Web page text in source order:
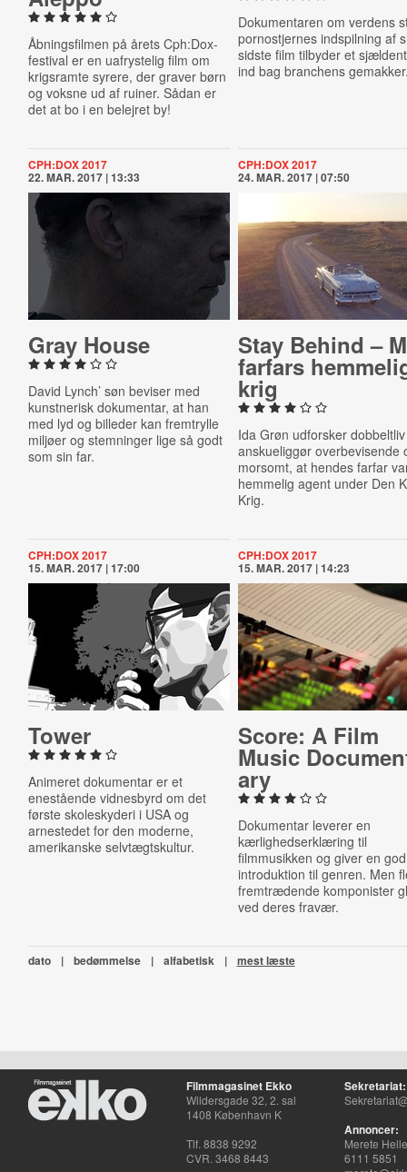
Åbningsfilmen på årets Cph:Dox-
festival er en uafrystelig film om
krigsramte syrere, der graver børn
og voksne ud af ruiner. Sådan er
det at bo i en belejret by!
Dokumentaren om verdens
pornostjernes indspilning af
sidste film tilbyder et
ind bag branchens
CPH:DOX 2017
22. MAR. 2017 | 13:33
Gray House
David Lynch’ søn beviser med
kunstnerisk dokumentar, at han
med lyd og billeder kan fremtrylle
miljøer og stemninger lige så godt
som sin far.
CPH:DOX 2017
24. MAR. 2017 | 07:50
Stay Behind –
farfars
krig
Ida Grøn udforsker
anskueliggør overbevisende
morsomt, at hendes farfar
hemmelig agent under Den
Krig.
CPH:DOX 2017
15. MAR. 2017 | 17:00
Tower
Animeret dokumentar er et
enestående vidnesbyrd om det
første skoleskyderi i USA og
arnestedet for den moderne,
amerikanske selvtægtskultur.
CPH:DOX 2017
15. MAR. 2017 | 14:23
Score: A Film
Music
ary
Dokumentar leverer en
kærlighedserklæring til
filmmusikken og giver en god
introduktion til genren. Men
fremtrædende komponister
ved deres fravær.
dato | bedømmelse | alfabetisk | mest læste
Filmmagasinet Ekko
Wildersgade 32, 2. sal
1408 København K
Tlf. 8838 9292
CVR. 3468 8443
Sekretariat:
Annoncer:
Merete
6111 5851